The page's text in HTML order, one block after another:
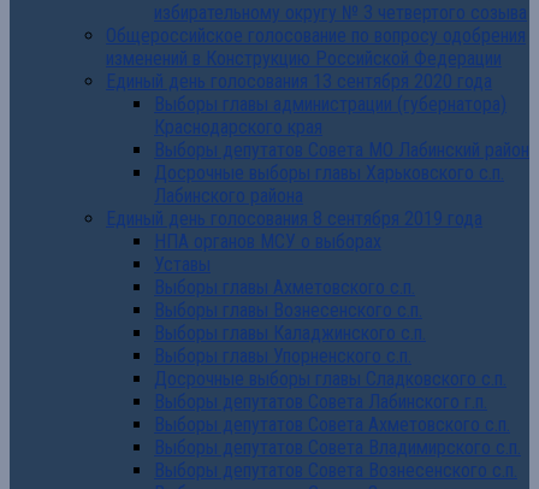
избирательному округу № 3 четвертого созыва
Общероссийское голосование по вопросу одобрения
изменений в Конструкцию Российской Федерации
Единый день голосования 13 сентября 2020 года
Выборы главы администрации (губернатора)
Краснодарского края
Выборы депутатов Совета МО Лабинский район
Досрочные выборы главы Харьковского с.п.
Лабинского района
Единый день голосования 8 сентября 2019 года
НПА органов МСУ о выборах
Уставы
Выборы главы Ахметовского с.п.
Выборы главы Вознесенского с.п.
Выборы главы Каладжинского с.п.
Выборы главы Упорненского с.п.
Досрочные выборы главы Сладковского с.п.
Выборы депутатов Совета Лабинского г.п.
Выборы депутатов Совета Ахметовского с.п.
Выборы депутатов Совета Владимирского с.п.
Выборы депутатов Совета Вознесенского с.п.